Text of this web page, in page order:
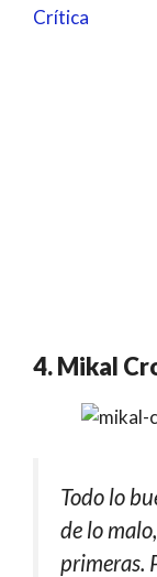
Crítica
4. Mikal
Todo lo
de lo
primeras.